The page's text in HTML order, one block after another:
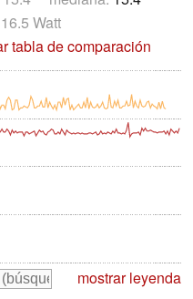
Watt
tabla de comparación
mostrar leyenda